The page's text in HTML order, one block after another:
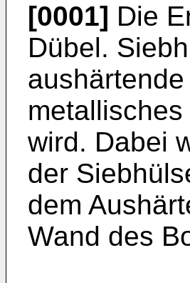
[0001] Die
Dübel.
wird. Dabei
der
dem
Wand des